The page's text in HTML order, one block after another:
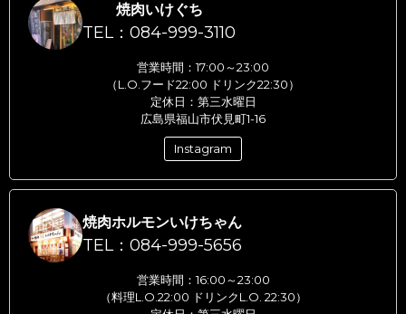
焼肉いけぐち
TEL：084-999-3110
営業時間：17:00～23:00
（L.O.フード22:00 ドリンク22:30）
定休日：第三水曜日
広島県福山市伏見町1-16
Instagram
焼肉ホルモンいけちゃん
TEL：084-999-5656
営業時間：16:00～23:00
（料理L.O.22:00 ドリンクL.O. 22:30）